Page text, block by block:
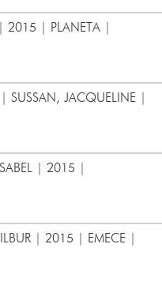
2015 | PLANETA |
| SUSSAN, JACQUELINE |
| 2015 |
| 2015 | EMECE |